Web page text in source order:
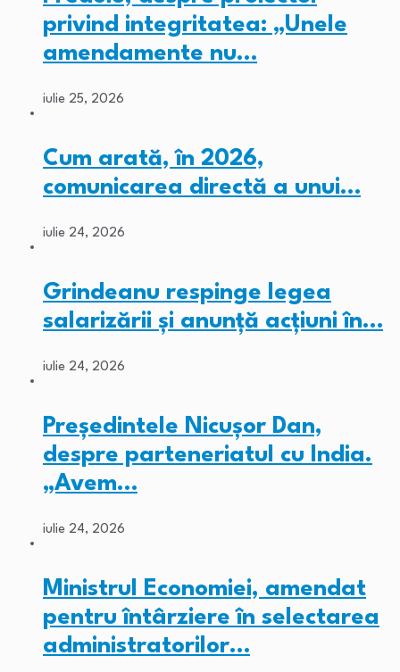
privind integritatea: „Unele
amendamente nu…
iulie 25, 2026
Cum arată, în 2026,
comunicarea directă a unui…
iulie 24, 2026
Grindeanu respinge legea
salarizării și anunță acțiuni în…
iulie 24, 2026
Președintele Nicușor Dan,
despre parteneriatul cu India.
„Avem…
iulie 24, 2026
Ministrul Economiei, amendat
pentru întârziere în selectarea
administratorilor…